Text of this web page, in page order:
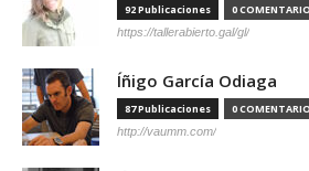
92 Publicaciones 0
https://tallerabierto.gal/gl/
Íñigo García Odiaga
87 Publicaciones 0
http://vaumm.com/